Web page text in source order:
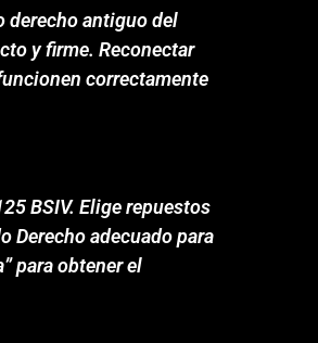
derecho antiguo del
y firme. Reconectar
correctamente
BSIV. Elige repuestos
Derecho adecuado para
para obtener el